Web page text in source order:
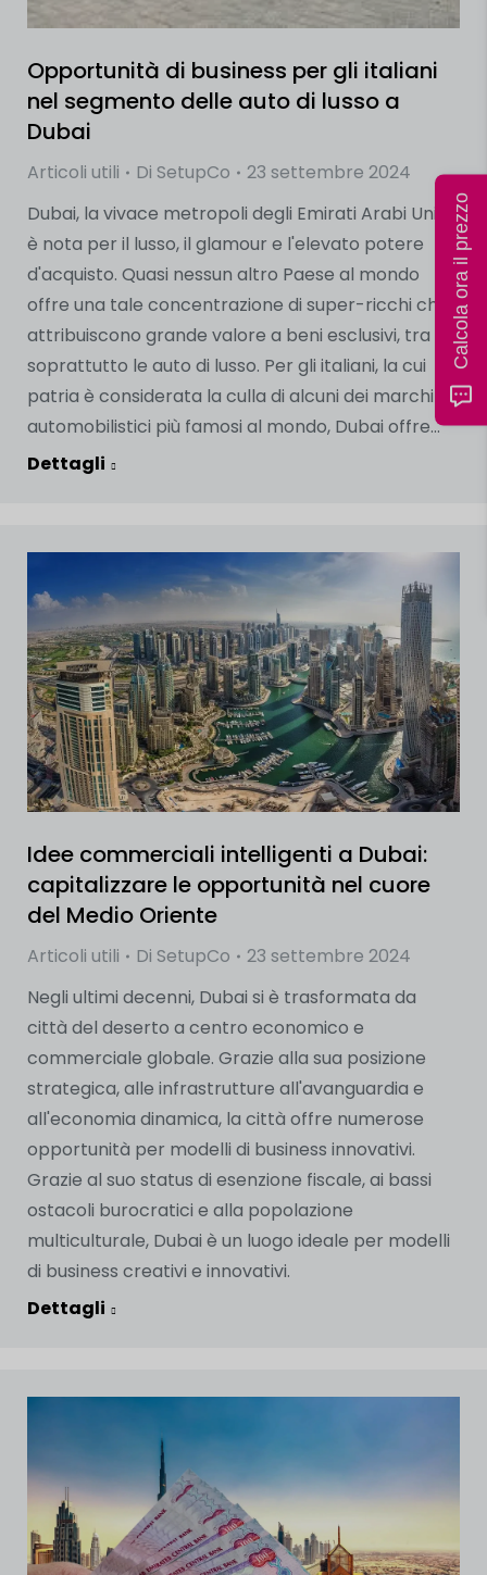
Opportunità di business per gli italiani
nel segmento delle auto di lusso a
Dubai
Articoli utili Di SetupCo
23 settembre 2024
Dubai, la vivace metropoli degli Emirati Arabi Uniti,
è nota per il lusso, il glamour e l'elevato potere
d'acquisto. Quasi nessun altro Paese al mondo
offre una tale concentrazione di super-ricchi che
attribuiscono grande valore a beni esclusivi, tra cui
soprattutto le auto di lusso. Per gli italiani, la cui
patria è considerata la culla di alcuni dei marchi
automobilistici più famosi al mondo, Dubai offre...
Dettagli
Idee commerciali intelligenti a Dubai:
capitalizzare le opportunità nel cuore
del Medio Oriente
Articoli utili Di SetupCo
23 settembre 2024
Negli ultimi decenni, Dubai si è trasformata da
città del deserto a centro economico e
commerciale globale. Grazie alla sua posizione
strategica, alle infrastrutture all'avanguardia e
all'economia dinamica, la città offre numerose
opportunità per modelli di business innovativi.
Grazie al suo status di esenzione fiscale, ai bassi
ostacoli burocratici e alla popolazione
multiculturale, Dubai è un luogo ideale per modelli
di business creativi e innovativi.
Dettagli
Calcola ora il prezzo